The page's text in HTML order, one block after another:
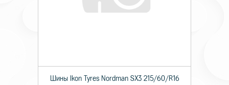
Шины Ikon Tyres Nordman SX3 215/60/R16